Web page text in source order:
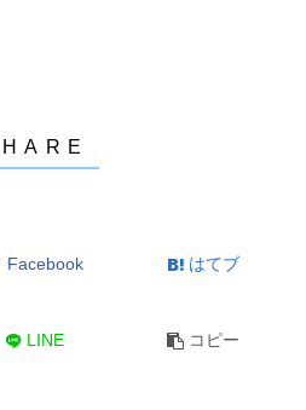
Facebook はてブ
LINE コピー